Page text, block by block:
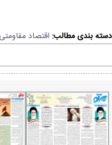
دسته بندی مطالب: اقتصاد مقاومتی